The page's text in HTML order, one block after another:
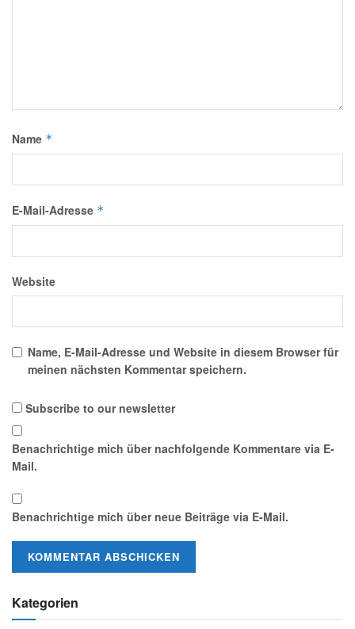
Name *
E-Mail-Adresse *
Website
Name, E-Mail-Adresse und Website in diesem Browser für
meinen nächsten Kommentar speichern.
Subscribe to our newsletter
Benachrichtige mich über nachfolgende Kommentare via E-
Mail.
Benachrichtige mich über neue Beiträge via E-Mail.
Kategorien